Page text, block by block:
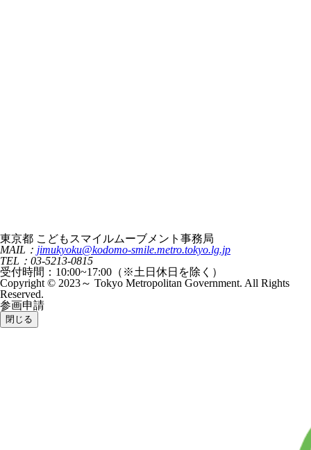
東京都 こどもスマイルムーブメント事務局
MAIL： jimukyoku@kodomo-smile.metro.tokyo.lg.jp
TEL：03-5213-0815
受付時間：10:00~17:00（※土日休日を除く）
Copyright © 2023～ Tokyo Metropolitan Government. All Rights
Reserved.
参画申請
閉じる